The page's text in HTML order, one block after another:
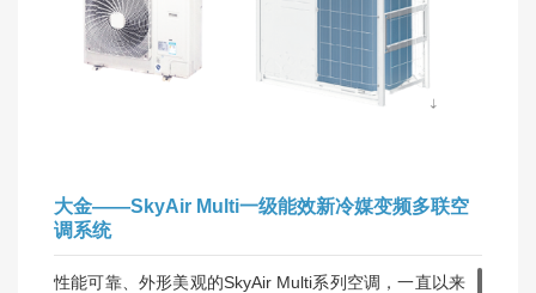
大金——SkyAir Multi一级能效新冷媒变频多联空
调系统
性能可靠、外形美观的SkyAir Multi系列空调，一直以来